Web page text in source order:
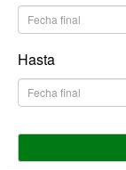
Hasta